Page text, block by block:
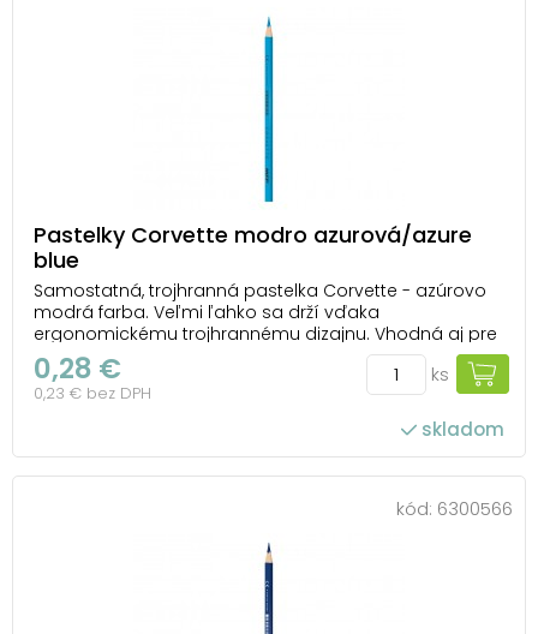
Pastelky Corvette modro azurová/azure
blue
Samostatná, trojhranná pastelka Corvette - azúrovo
modrá farba. Veľmi ľahko sa drží vďaka
ergonomickému trojhrannému dizajnu. Vhodná aj pre
ľavákov. Pastelky sú zdravotne nezávadné, extra
nelámavé s výraznými farbami a jednoduchým
strúhaním. UPOZORNENIE: Nevhodné pre deti do 3
0,28 €
0,23 € bez DPH
ks
skladom
kód: 6300566